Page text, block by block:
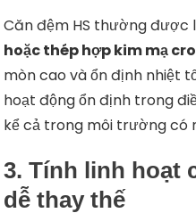
Căn đệm HS thường được
hoặc thép hợp kim mạ
mòn cao và ổn định nhiệt
hoạt động ổn định trong
kể cả trong môi trường có
3. Tính linh hoạt
dễ thay thế